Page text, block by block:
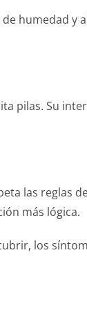
humedad y
pilas. Su
las reglas
más lógica.
los